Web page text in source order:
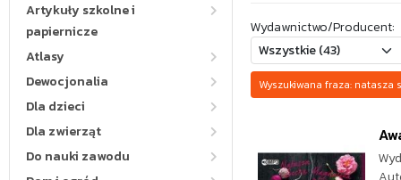
Artykuły szkolne i
papiernicze
Atlasy
Dewocjonalia
Dla dzieci
Dla zwierząt
Do nauki zawodu
Wydawnictwo/Producent:
Wyszukiwana fraza: